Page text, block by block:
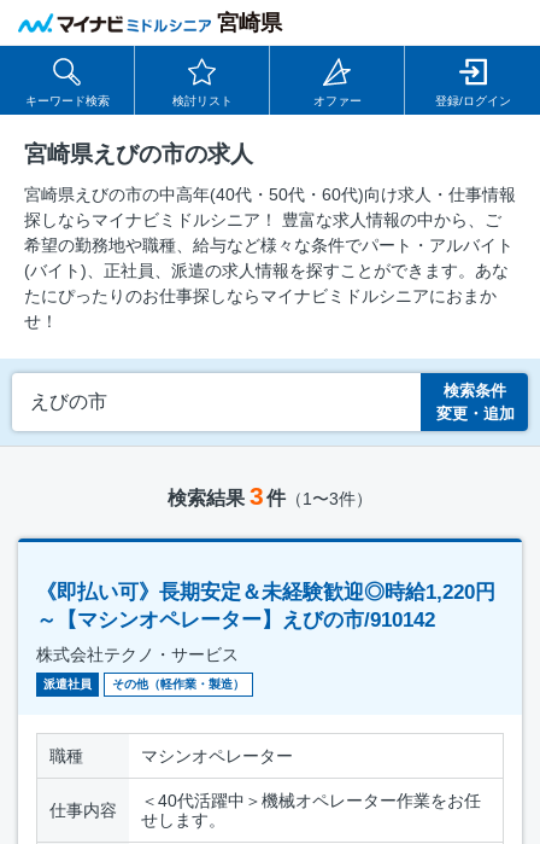
宮崎県
キーワード検索 検討リスト オファー 登録/ログイン
宮崎県えびの市の求人
宮崎県えびの市の中⾼年(40代・50代・60代)向け求⼈・仕事情報
探しならマイナビミドルシニア！ 豊富な求人情報の中から、ご
希望の勤務地や職種、給与など様々な条件でパート・アルバイト
(バイト)、正社員、派遣の求人情報を探すことができます。あな
たにぴったりのお仕事探しならマイナビミドルシニアにおまか
せ！
えびの市
検索条件
変更・追加
検索結果 3件（1〜3件）
《即払い可》長期安定＆未経験歓迎◎時給1,220円
～【マシンオペレーター】えびの市/910142
株式会社テクノ・サービス
派遣社員 その他（軽作業・製造）
職種 マシンオペレーター
仕事内容
＜40代活躍中＞機械オペレーター作業をお任
せします。